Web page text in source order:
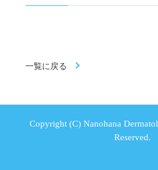
一覧に戻る
Copyright (C) Nanohana
Reserved.